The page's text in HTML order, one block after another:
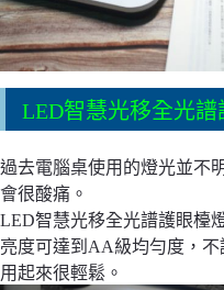
LED智慧光移全光
過去電腦桌使用的燈光並不
會很酸痛。
LED智慧光移全光譜護眼檯
亮度可達到AA級均勻度，
用起來很輕鬆。